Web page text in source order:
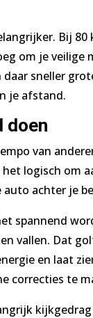
Bij
om je veilige
sneller
je afstand.
doen
van
logisch om
achter je
spannend
vallen. Dat
en laat
correcties te